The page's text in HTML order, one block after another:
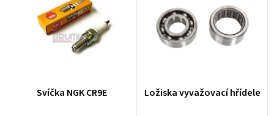
Svíčka NGK CR9E Ložiska vyvažovací hřídele